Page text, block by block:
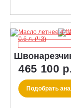
465 100
Подобрать